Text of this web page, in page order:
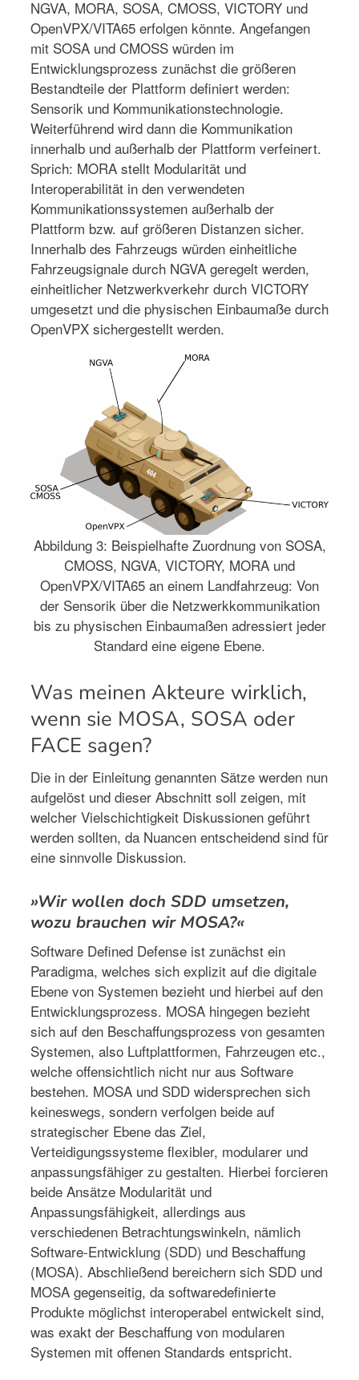
NGVA, MORA, SOSA, CMOSS, VICTORY und
OpenVPX/VITA65 erfolgen könnte. Angefangen
mit SOSA und CMOSS würden im
Entwicklungsprozess zunächst die größeren
Bestandteile der Plattform definiert werden:
Sensorik und Kommunikationstechnologie.
Weiterführend wird dann die Kommunikation
innerhalb und außerhalb der Plattform verfeinert.
Sprich: MORA stellt Modularität und
Interoperabilität in den verwendeten
Kommunikationssystemen außerhalb der
Plattform bzw. auf größeren Distanzen sicher.
Innerhalb des Fahrzeugs würden einheitliche
Fahrzeugsignale durch NGVA geregelt werden,
einheitlicher Netzwerkverkehr durch VICTORY
umgesetzt und die physischen Einbaumaße durch
OpenVPX sichergestellt werden.
Abbildung 3: Beispielhafte Zuordnung von SOSA,
CMOSS, NGVA, VICTORY, MORA und
OpenVPX/VITA65 an einem Landfahrzeug: Von
der Sensorik über die Netzwerkkommunikation
bis zu physischen Einbaumaßen adressiert jeder
Standard eine eigene Ebene.
Was meinen Akteure wirklich,
wenn sie MOSA, SOSA oder
FACE sagen?
Die in der Einleitung genannten Sätze werden nun
aufgelöst und dieser Abschnitt soll zeigen, mit
welcher Vielschichtigkeit Diskussionen geführt
werden sollten, da Nuancen entscheidend sind für
eine sinnvolle Diskussion.
»Wir wollen doch SDD umsetzen,
wozu brauchen wir MOSA?«
Software Defined Defense ist zunächst ein
Paradigma, welches sich explizit auf die digitale
Ebene von Systemen bezieht und hierbei auf den
Entwicklungsprozess. MOSA hingegen bezieht
sich auf den Beschaffungsprozess von gesamten
Systemen, also Luftplattformen, Fahrzeugen etc.,
welche offensichtlich nicht nur aus Software
bestehen. MOSA und SDD widersprechen sich
keineswegs, sondern verfolgen beide auf
strategischer Ebene das Ziel,
Verteidigungssysteme flexibler, modularer und
anpassungsfähiger zu gestalten. Hierbei forcieren
beide Ansätze Modularität und
Anpassungsfähigkeit, allerdings aus
verschiedenen Betrachtungswinkeln, nämlich
Software-Entwicklung (SDD) und Beschaffung
(MOSA). Abschließend bereichern sich SDD und
MOSA gegenseitig, da softwaredefinierte
Produkte möglichst interoperabel entwickelt sind,
was exakt der Beschaffung von modularen
Systemen mit offenen Standards entspricht.